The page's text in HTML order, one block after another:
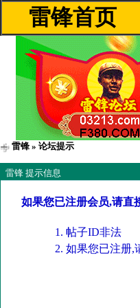
雷锋首页
雷锋 » 论坛提示
雷锋 提示信息
如果您已注册会员,请直
帖子ID非法
如果您已注册,